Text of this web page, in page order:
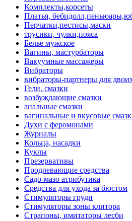
Комплекты,корсеты
Платья,
Перчатки,пестисы,маски
трусики, чулки,пояса
Белье мужское
Вагины, мастурбаторы
Вакуумные массажеры
Вибраторы
вибраторы-партнеры для
Гели, смазки
возбуждающие смазки
анальные смазки
вагинальные и вкусовые
Духи с феромонами
Журналы
Кольца, насадки
Куклы
Презервативы
Продлевающие средства
Садо-мазо атрибутика
Средства для ухода за бюстом
Стимуляторы груди
Стимуляторы зоны клитора
Страпоны, имитаторы лесби